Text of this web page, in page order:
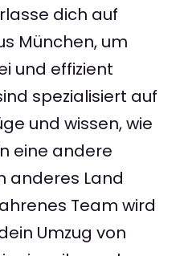
dich auf
München, um
und effizient
spezialisiert auf
und wissen, wie
eine andere
anderes Land
Team wird
Umzug von